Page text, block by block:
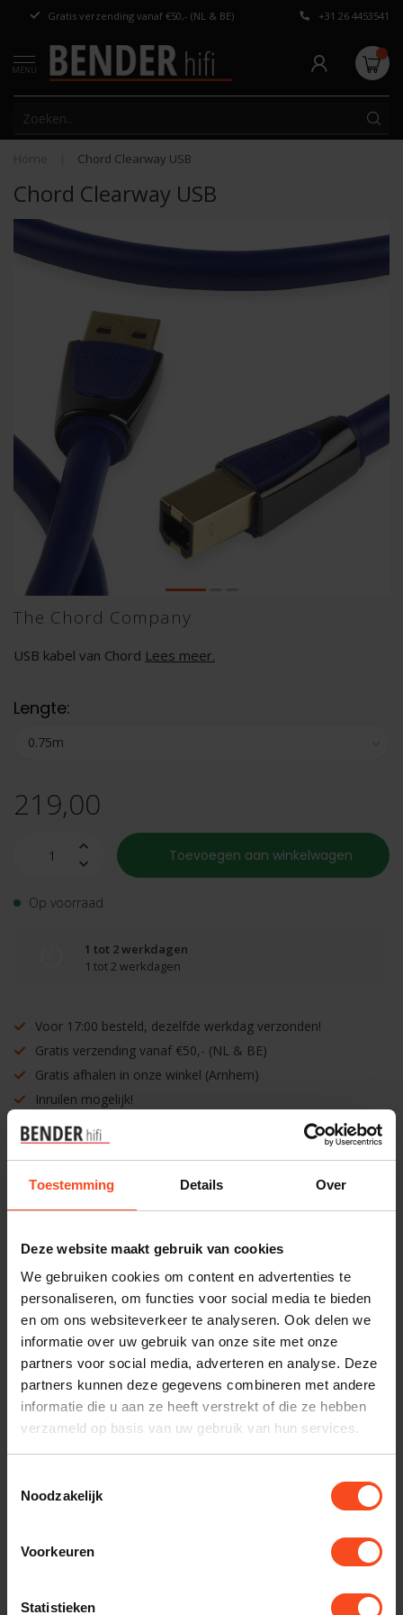
Toestemming Details Over
Deze website maakt gebruik van cookies
We gebruiken cookies om content en advertenties te
personaliseren, om functies voor social media te bieden
en om ons websiteverkeer te analyseren. Ook delen we
informatie over uw gebruik van onze site met onze
partners voor social media, adverteren en analyse. Deze
partners kunnen deze gegevens combineren met andere
informatie die u aan ze heeft verstrekt of die ze hebben
verzameld op basis van uw gebruik van hun services.
Noodzakelijk
Voorkeuren
Statistieken
Gratis verzending vanaf €50,- (NL & BE) Persoonlijk
+31 26 4453541
MENU
Home Chord Clearway USB
Chord Clearway USB
The Chord Company
USB kabel van Chord Lees meer.
Lengte:
219,00
Toevoegen aan winkelwagen
Op voorraad
1 tot 2 werkdagen
1 tot 2 werkdagen
Voor 17:00 besteld, dezelfde werkdag verzonden!
Gratis verzending vanaf €50,- (NL & BE)
Gratis afhalen in onze winkel (Arnhem)
Inruilen mogelijk!
Benieuwd naar dit product?
Plan kosteloos een luisterafspraak. Of heb je hulp
nodig bij je bestelling? Neem contact op met onze
klantenservice.
Interesse in product
Maak een luisterafspraak
Gerelateerde producten